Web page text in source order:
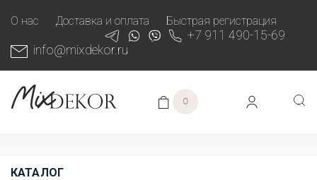
О нас Доставка и оплата Быстрая регистрация
+7 911 490-15-69
info@mixdekor.ru
0
КАТАЛОГ